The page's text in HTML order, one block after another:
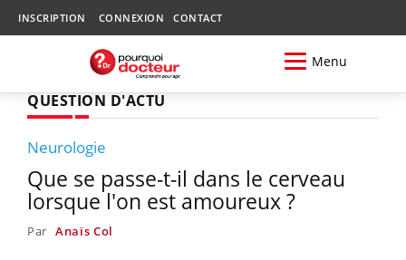
INSCRIPTION CONNEXION CONTACT
Menu
QUESTION D'ACTU
Neurologie
Que se passe-t-il dans le cerveau
lorsque l'on est amoureux ?
Par Anaïs Col